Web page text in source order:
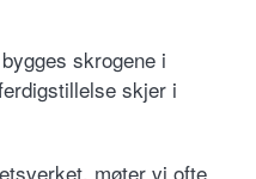
skrogene i
skjer i
møter vi ofte